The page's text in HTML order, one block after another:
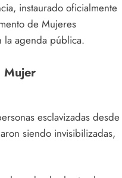
instaurado oficialmente
de Mujeres
la agenda pública.
Mujer
esclavizadas desde
siendo invisibilizadas,